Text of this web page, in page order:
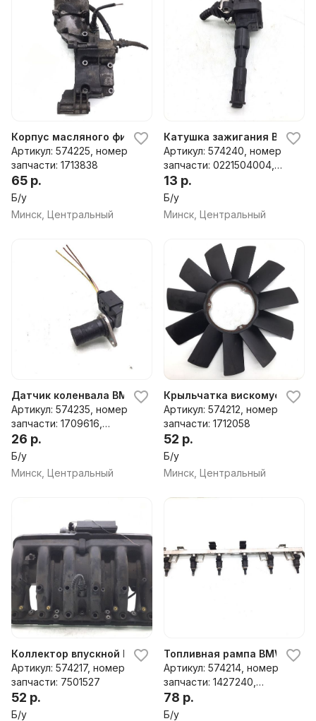
Корпус масляного фильтра BMW 3 E46, 2001 г.
Артикул: 574225, номер
запчасти: 1713838
65 р.
Б/у
Минск, Центральный
Катушка зажигания BMW 3
Артикул: 574240, номер
запчасти: 0221504004,
1703227, 1354489085
13 р.
Б/у
Минск, Центральный
Датчик коленвала BMW 3 E46, 2001 г.
Артикул: 574235, номер
запчасти: 1709616,
1770107
26 р.
Б/у
Минск, Центральный
Крыльчатка вискомуфты
Артикул: 574212, номер
запчасти: 1712058
52 р.
Б/у
Минск, Центральный
Коллектор впускной BMW 3 E46, 2001 г.
Артикул: 574217, номер
запчасти: 7501527
52 р.
Б/у
Топливная рампа BMW 3
Артикул: 574214, номер
запчасти: 1427240,
1437442
78 р.
Б/у